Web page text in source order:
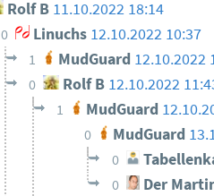
Rolf B 11.10.2022 18:14
0 Linuchs 12.10.2022 10:37
1 MudGuard 12.10.2022
0 Rolf B 12.10.2022
1 MudGuard
0 MudGuard
0
0 Der